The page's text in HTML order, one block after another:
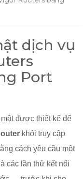
dịch vụ
Port
được thiết kế để
khỏi truy cập
cách yêu cầu một
các lần thử kết nối